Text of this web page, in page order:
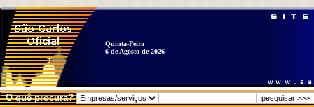
Quinta-Feira
6 de Agosto de 2026
O quê procura?